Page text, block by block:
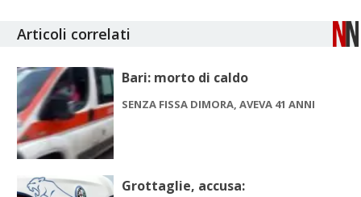
Articoli correlati
Bari: morto di caldo
SENZA FISSA DIMORA, AVEVA 41 ANNI
Grottaglie, accusa: